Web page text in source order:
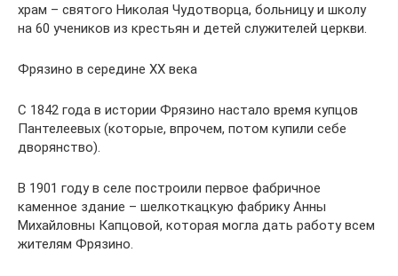
храм – святого Николая Чудотворца, больницу и школу
на 60 учеников из крестьян и детей служителей церкви.
Фрязино в середине ХХ века
С 1842 года в истории Фрязино настало время купцов
Пантелеевых (которые, впрочем, потом купили себе
дворянство).
В 1901 году в селе построили первое фабричное
каменное здание – шелкоткацкую фабрику Анны
Михайловны Капцовой, которая могла дать работу всем
жителям Фрязино.